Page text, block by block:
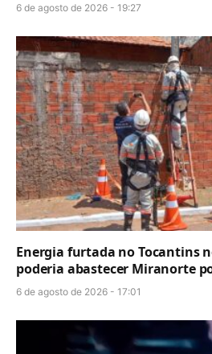
6 de agosto de 2026 - 19:27
Energia furtada no Tocantins
poderia abastecer Miranorte
6 de agosto de 2026 - 17:01